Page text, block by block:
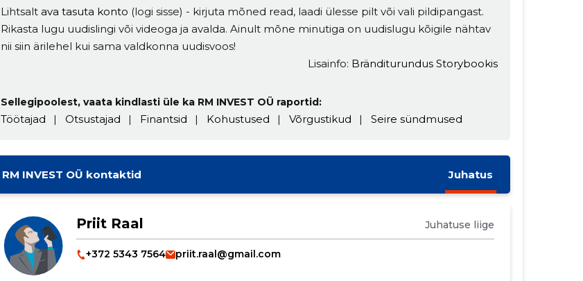
Lihtsalt ava tasuta konto (logi sisse) - kirjuta mõned read, laadi ülesse pilt või vali pildipangast.
Rikasta lugu uudislingi või videoga ja avalda. Ainult mõne minutiga on uudislugu kõigile nähtav
nii siin ärilehel kui sama valdkonna uudisvoos!
Lisainfo: Bränditurundus Storybookis
Sellegipoolest, vaata kindlasti üle ka RM INVEST OÜ raportid:
Töötajad | Otsustajad | Finantsid | Kohustused | Võrgustikud | Seire sündmused
RM INVEST OÜ kontaktid Juhatus
Priit Raal Juhatuse liige
+372 5343 7564 priit.raal@gmail.com